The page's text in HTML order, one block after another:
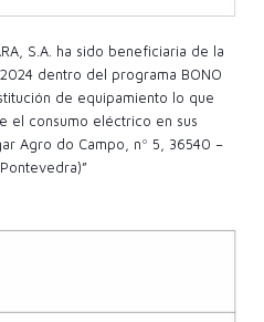
S.A. ha sido beneficiaria de la
2024 dentro del programa BONO
de equipamiento lo que
el consumo eléctrico en sus
Agro do Campo, nº 5, 36540 –